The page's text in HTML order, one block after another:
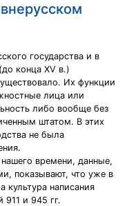
государства и в
конца XV в.)
Их функции
лица или
либо вообще без
штатом. В этих
не была
времени, данные,
показывают, что уже в
культура написания
911 и 945 гг.